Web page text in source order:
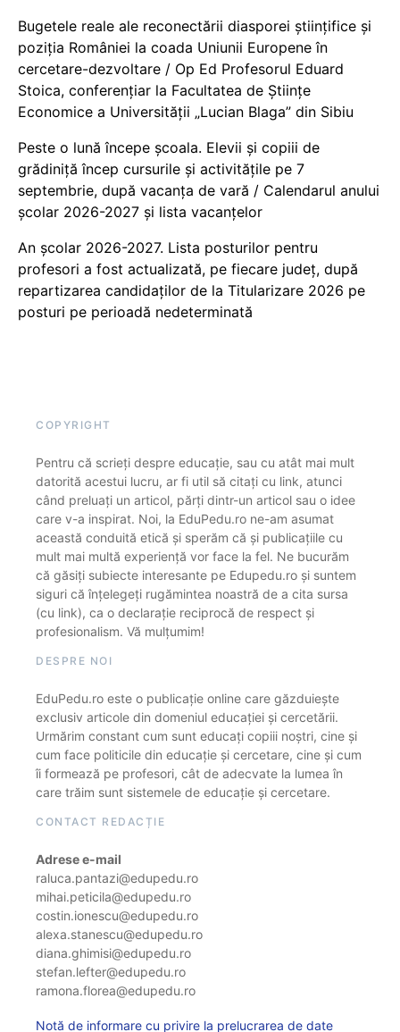
Bugetele reale ale reconectării diasporei științifice și
poziția României la coada Uniunii Europene în
cercetare-dezvoltare / Op Ed Profesorul Eduard
Stoica, conferențiar la Facultatea de Științe
Economice a Universității „Lucian Blaga” din Sibiu
Peste o lună începe școala. Elevii și copiii de
grădiniță încep cursurile și activitățile pe 7
septembrie, după vacanța de vară / Calendarul anului
școlar 2026-2027 și lista vacanțelor
An școlar 2026-2027. Lista posturilor pentru
profesori a fost actualizată, pe fiecare județ, după
repartizarea candidaților de la Titularizare 2026 pe
posturi pe perioadă nedeterminată
COPYRIGHT
Pentru că scrieți despre educație, sau cu atât mai mult
datorită acestui lucru, ar fi util să citați cu link, atunci
când preluați un articol, părți dintr-un articol sau o idee
care v-a inspirat. Noi, la EduPedu.ro ne-am asumat
această conduită etică și sperăm că și publicațiile cu
mult mai multă experiență vor face la fel. Ne bucurăm
că găsiți subiecte interesante pe Edupedu.ro și suntem
siguri că înțelegeți rugămintea noastră de a cita sursa
(cu link), ca o declarație reciprocă de respect și
profesionalism. Vă mulțumim!
DESPRE NOI
EduPedu.ro este o publicație online care găzduiește
exclusiv articole din domeniul educației și cercetării.
Urmărim constant cum sunt educați copiii noștri, cine și
cum face politicile din educație și cercetare, cine și cum
îi formează pe profesori, cât de adecvate la lumea în
care trăim sunt sistemele de educație și cercetare.
CONTACT REDACȚIE
Adrese e-mail
raluca.pantazi@edupedu.ro
mihai.peticila@edupedu.ro
costin.ionescu@edupedu.ro
alexa.stanescu@edupedu.ro
diana.ghimisi@edupedu.ro
stefan.lefter@edupedu.ro
ramona.florea@edupedu.ro
Notă de informare cu privire la prelucrarea de date